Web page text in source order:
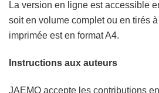
La version en ligne est accessible
soit en volume complet ou en tirés
imprimée est en format A4.
Instructions aux auteurs
JAEMO accepte les contributions